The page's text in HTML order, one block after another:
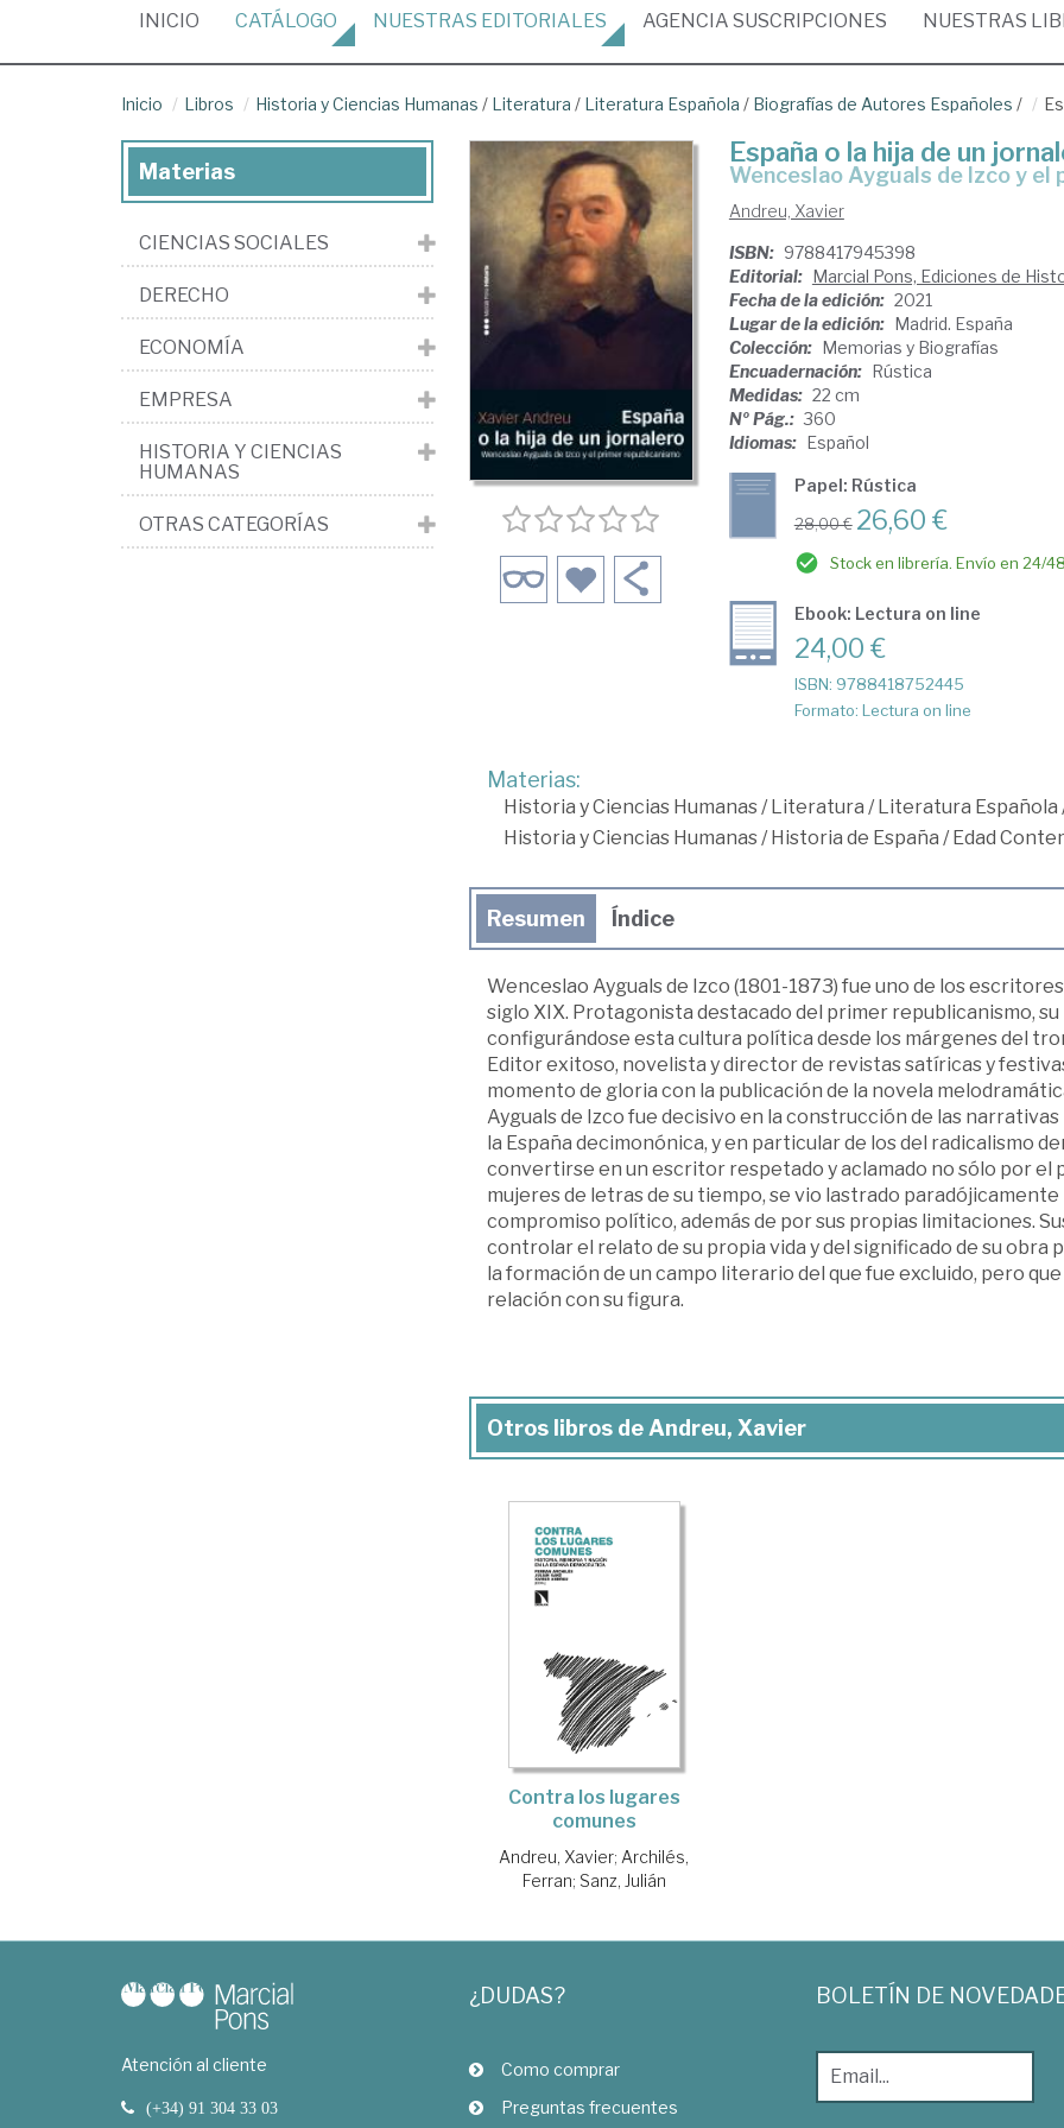
INICIO (CURRENT)
CATÁLOGO NUESTRAS EDITORIALES AGENCIA SUSCRIPCIONES NUESTRAS
Inicio Libros Historia y Ciencias Humanas / Literatura / Literatura Española / Biografías de Autores Españoles /
España o la hija de un
Wenceslao Ayguals de Izco y
Andreu, Xavier
ISBN: 9788417945398
Editorial: Marcial Pons, Ediciones de
Fecha de la edición: 2021
Lugar de la edición: Madrid. España
Colección: Memorias y Biografías
Encuadernación: Rústica
Medidas: 22 cm
Nº Pág.: 360
Idiomas: Español
Papel: Rústica
28,00 € 26,60 €
Stock en librería. Envío en 24/
Ebook: Lectura on line
24,00 €
ISBN: 9788418752445
Formato: Lectura on line
Materias:
Historia y Ciencias Humanas/Literatura /Literatura Española
Historia y Ciencias Humanas/Historia de España /Edad
Resumen Índice
Wenceslao Ayguals de Izco (1801-1873) fue uno de los
siglo XIX. Protagonista destacado del primer republicanismo,
configurándose esta cultura política desde los márgenes del
Editor exitoso, novelista y director de revistas satíricas y
momento de gloria con la publicación de la novela
Ayguals de Izco fue decisivo en la construcción de las
la España decimonónica, y en particular de los del radicalismo
convertirse en un escritor respetado y aclamado no sólo por el
mujeres de letras de su tiempo, se vio lastrado
compromiso político, además de por sus propias limitaciones.
controlar el relato de su propia vida y del significado de su
la formación de un campo literario del que fue excluido, pero
relación con su figura.
Otros libros de Andreu, Xavier
Contra los lugares
comunes
Andreu, Xavier; Archilés,
Ferran; Sanz, Julián
Materias
CIENCIAS SOCIALES
DERECHO
ECONOMÍA
EMPRESA
HISTORIA Y CIENCIAS
HUMANAS
OTRAS CATEGORÍAS
Atención al cliente
(+34) 91 304 33 03
¿DUDAS?
Como comprar
Preguntas frecuentes
BOLETÍN DE